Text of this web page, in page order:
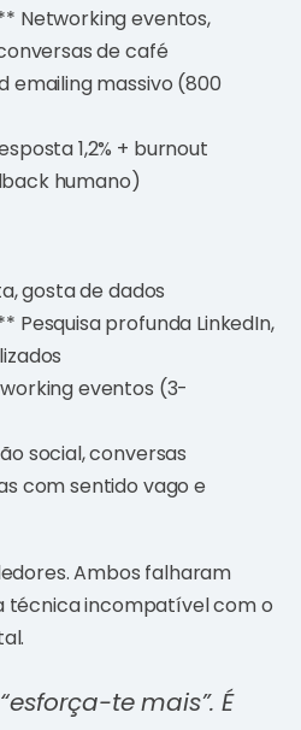
Networking eventos,
de café
emailing massivo (800
1,2% + burnout
humano)
gosta de dados
Pesquisa profunda LinkedIn,
eventos (3-
social, conversas
com sentido vago e
Ambos falharam
técnica incompatível com o
te mais”. É